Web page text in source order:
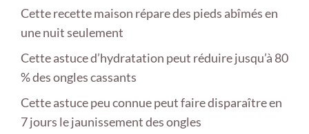
Cette recette maison répare des pieds abîmés en
une nuit seulement
Cette astuce d’hydratation peut réduire jusqu’à 80
% des ongles cassants
Cette astuce peu connue peut faire disparaître en
7 jours le jaunissement des ongles